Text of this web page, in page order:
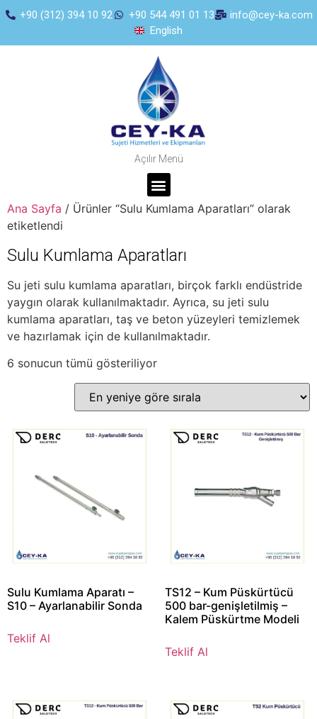
+90 (312) 394 10 92 +90 544 491 01 13
info@cey-ka.com
English
Açılır Menü
Ana Sayfa / Ürünler “Sulu Kumlama Aparatları” olarak
etiketlendi
Sulu Kumlama Aparatları
Su jeti sulu kumlama aparatları, birçok farklı endüstride
yaygın olarak kullanılmaktadır. Ayrıca, su jeti sulu
kumlama aparatları, taş ve beton yüzeyleri temizlemek
ve hazırlamak için de kullanılmaktadır.
6 sonucun tümü gösteriliyor
Sulu Kumlama Aparatı –
S10 – Ayarlanabilir Sonda
Teklif Al
TS12 – Kum Püskürtücü
500 bar-genişletilmiş –
Kalem Püskürtme Modeli
Teklif Al